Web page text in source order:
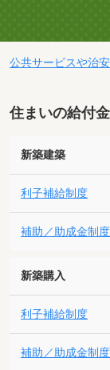
公共サービスや治安
住まいの給付
新築建築
利子補給制度
補助／助成金制度
新築購入
利子補給制度
補助／助成金制度